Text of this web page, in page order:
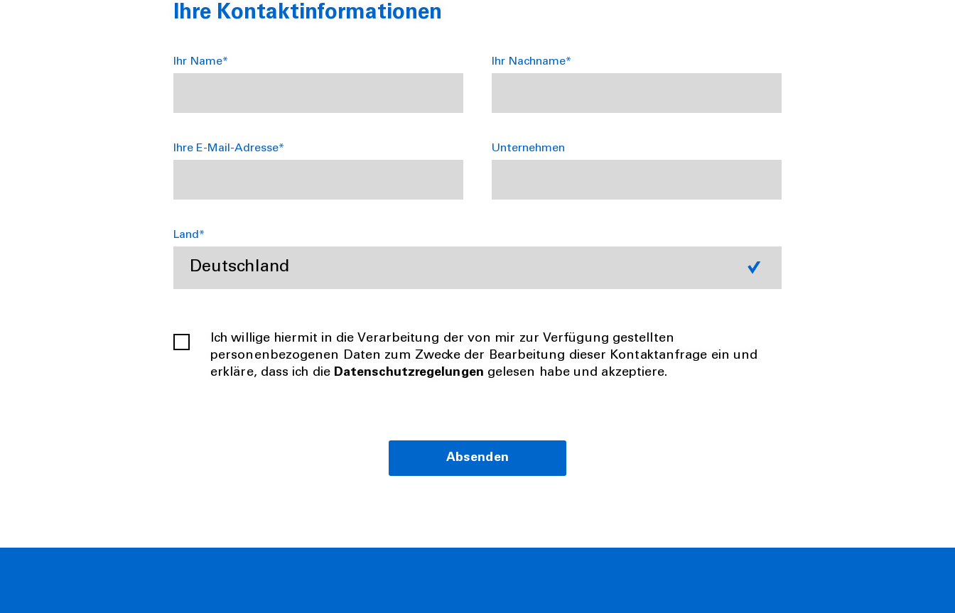
Ihre Kontaktinformationen
Ihr Name* Ihr Nachname*
Ihre E-Mail-Adresse* Unternehmen
Land*
Ich willige hiermit in die Verarbeitung der von mir zur Verfügung gestellten
personenbezogenen Daten zum Zwecke der Bearbeitung dieser Kontaktanfrage ein und
erkläre, dass ich die Datenschutzregelungen gelesen habe und akzeptiere.
Absenden